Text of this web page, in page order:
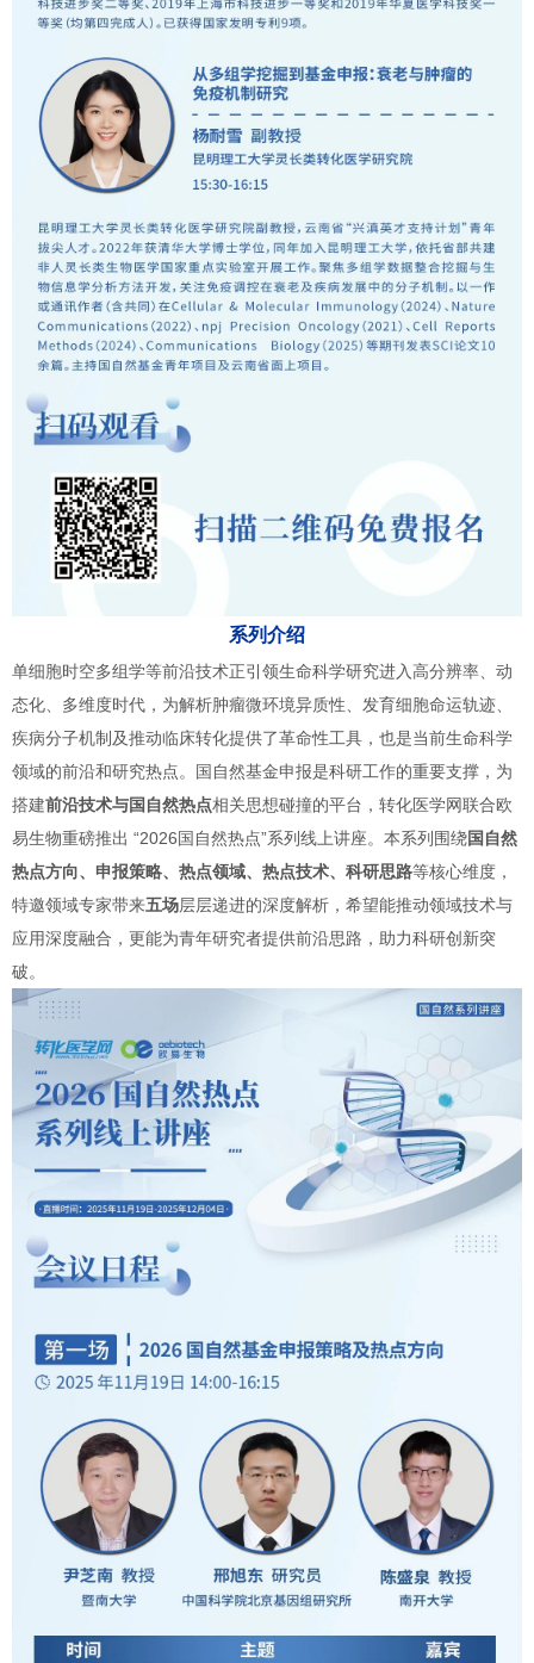
系列介绍
单细胞时空多组学等前沿技术正引领生命科学研究进入高分辨率、动
态化、多维度时代，为解析肿瘤微环境异质性、发育细胞命运轨迹、
疾病分子机制及推动临床转化提供了革命性工具，也是当前生命科学
领域的前沿和研究热点。国自然基金申报是科研工作的重要支撑，为
搭建前沿技术与国自然热点相关思想碰撞的平台，转化医学网联合欧
易生物重磅推出 “2026国自然热点”系列线上讲座。本系列围绕国自然
热点方向、申报策略、热点领域、热点技术、科研思路等核心维度，
特邀领域专家带来五场层层递进的深度解析，希望能推动领域技术与
应用深度融合，更能为青年研究者提供前沿思路，助力科研创新突
破。